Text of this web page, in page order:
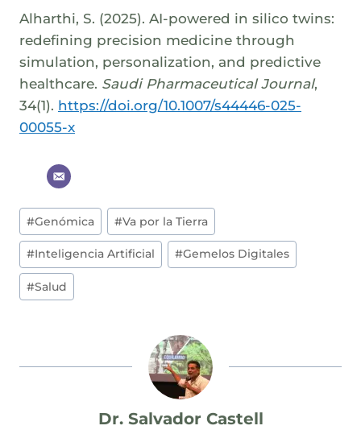
Alharthi, S. (2025). AI-powered in silico twins:
redefining precision medicine through
simulation, personalization, and predictive
healthcare. Saudi Pharmaceutical Journal,
34(1). https://doi.org/10.1007/s44446-025-
00055-x
Post
Tags:
#Genómica #Va por la Tierra
#Inteligencia Artificial #Gemelos Digitales
#Salud
Dr. Salvador Castell